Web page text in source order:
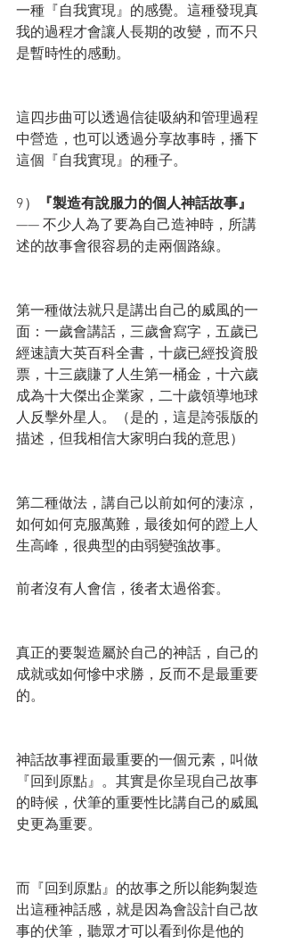
一種『自我實現』的感覺。這種發現真
我的過程才會讓人長期的改變，而不只
是暫時性的感動。
這四步曲可以透過信徒吸納和管理過程
中營造，也可以透過分享故事時，播下
這個『自我實現』的種子。
9）
『製造有說服力的個人神話故事』
—— 不少人為了要為自己造神時，所講
述的故事會很容易的走兩個路線。
第一種做法就只是講出自己的威風的一
面：一歲會講話，三歲會寫字，五歲已
經速讀大英百科全書，十歲已經投資股
票，十三歲賺了人生第一桶金，十六歲
成為十大傑出企業家，二十歲領導地球
人反擊外星人。（是的，這是誇張版的
描述，但我相信大家明白我的意思）
第二種做法，講自己以前如何的淒涼，
如何如何克服萬難，最後如何的蹬上人
生高峰，很典型的由弱變強故事。
前者沒有人會信，後者太過俗套。
真正的要製造屬於自己的神話，自己的
成就或如何慘中求勝，反而不是最重要
的。
神話故事裡面最重要的一個元素，叫做
『回到原點』。其實是你呈現自己故事
的時候，伏筆的重要性比講自己的威風
史更為重要。
而『回到原點』的故事之所以能夠製造
出這種神話感，就是因為會設計自己故
事的伏筆，聽眾才可以看到你是他的